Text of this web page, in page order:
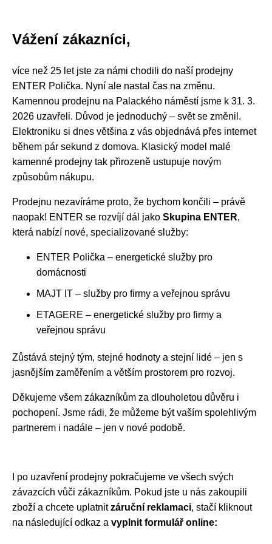
Vážení zákazníci,
více než 25 let jste za námi chodili do naší prodejny
ENTER Polička. Nyní ale nastal čas na změnu.
Kamennou prodejnu na Palackého náměstí jsme k 31. 3.
2026 uzavřeli. Důvod je jednoduchý – svět se změnil.
Elektroniku si dnes většina z vás objednává přes internet
během pár sekund z domova. Klasický model malé
kamenné prodejny tak přirozeně ustupuje novým
způsobům nákupu.
Prodejnu nezavíráme proto, že bychom končili – právě
naopak! ENTER se rozvíjí dál jako Skupina ENTER,
která nabízí nové, specializované služby:
ENTER Polička – energetické služby pro
domácnosti
MAJT IT – služby pro firmy a veřejnou správu
ETAGERE – energetické služby pro firmy a
veřejnou správu
Zůstává stejný tým, stejné hodnoty a stejní lidé – jen s
jasnějším zaměřením a větším prostorem pro rozvoj.
Děkujeme všem zákazníkům za dlouholetou důvěru i
pochopení. Jsme rádi, že můžeme být vaším spolehlivým
partnerem i nadále – jen v nové podobě.
I po uzavření prodejny pokračujeme ve všech svých
závazcích vůči zákazníkům. Pokud jste u nás zakoupili
zboží a chcete uplatnitzáruční reklamaci, stačí kliknout
na následující odkaz a vyplnit formulář online: